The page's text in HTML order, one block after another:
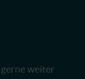
weiter